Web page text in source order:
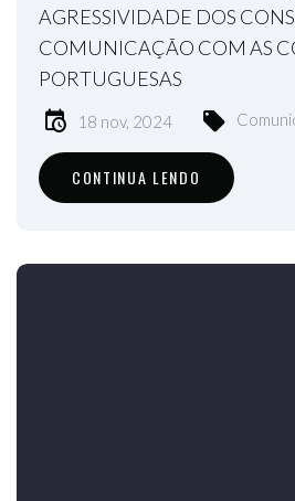
AGRESSIVIDADE DOS
COMUNICAÇÃO COM AS
PORTUGUESAS
18 nov, 2024
CONTINUA LENDO